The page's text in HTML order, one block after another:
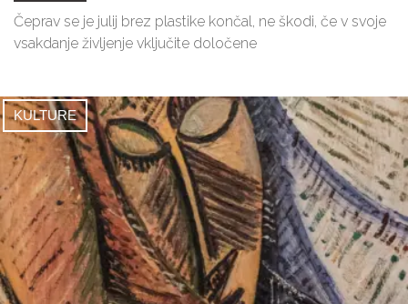
Čeprav se je julij brez plastike končal, ne škodi, če v svoje
vsakdanje življenje vključite določene
KULTURE